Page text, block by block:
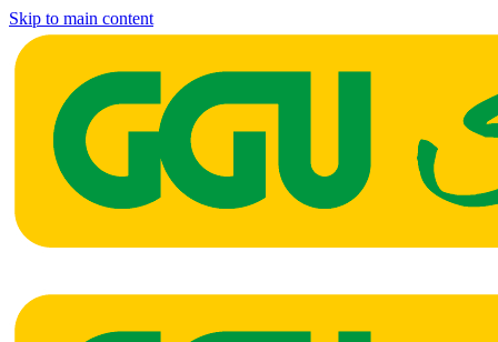
Skip to main content